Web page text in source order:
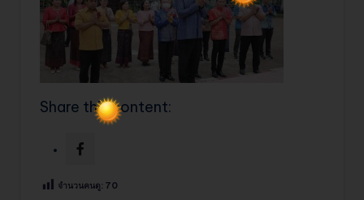
Share this content:
จำนวนคนดู: 70